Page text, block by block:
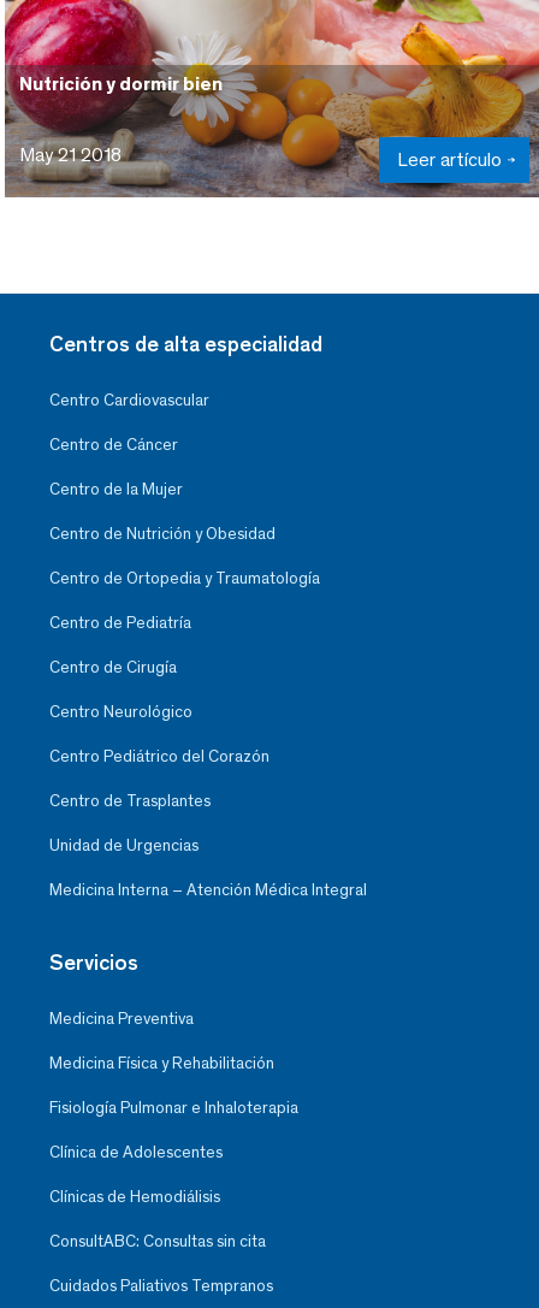
Nutrición y dormir bien
May 21 2018 Leer artículo
Centros de alta especialidad
Centro Cardiovascular
Centro de Cáncer
Centro de la Mujer
Centro de Nutrición y Obesidad
Centro de Ortopedia y Traumatología
Centro de Pediatría
Centro de Cirugía
Centro Neurológico
Centro Pediátrico del Corazón
Centro de Trasplantes
Unidad de Urgencias
Medicina Interna – Atención Médica Integral
Servicios
Medicina Preventiva
Medicina Física y Rehabilitación
Fisiología Pulmonar e Inhaloterapia
Clínica de Adolescentes
Clínicas de Hemodiálisis
ConsultABC: Consultas sin cita
Cuidados Paliativos Tempranos